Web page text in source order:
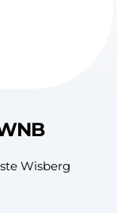
Wisberg